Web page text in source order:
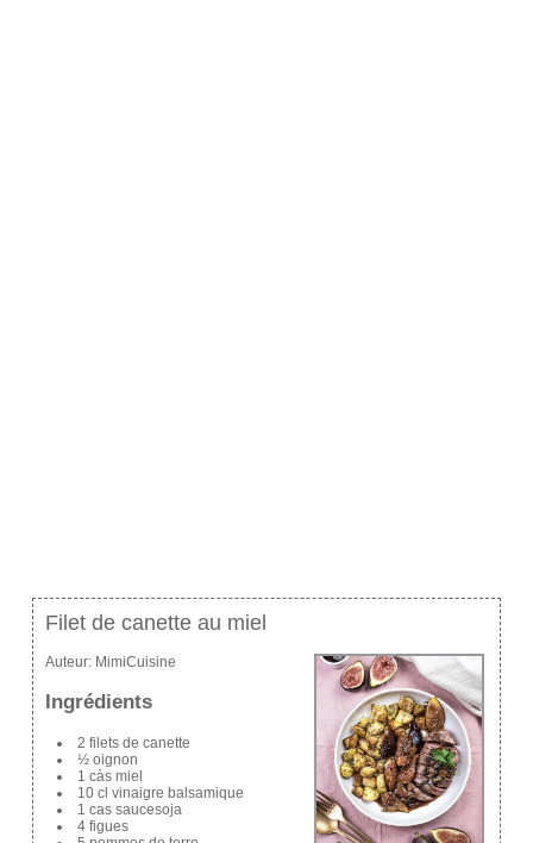
Filet de canette au miel
Auteur: MimiCuisine
Ingrédients
2 filets de canette
½ oignon
1 càs miel
10 cl vinaigre balsamique
1 cas saucesoja
4 figues